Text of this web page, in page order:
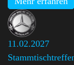
11.02.2027